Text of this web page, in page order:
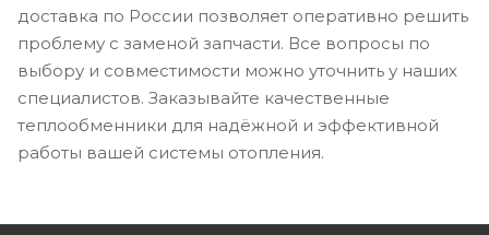
доставка по России позволяет оперативно решить
проблему с заменой запчасти. Все вопросы по
выбору и совместимости можно уточнить у наших
специалистов. Заказывайте качественные
теплообменники для надёжной и эффективной
работы вашей системы отопления.